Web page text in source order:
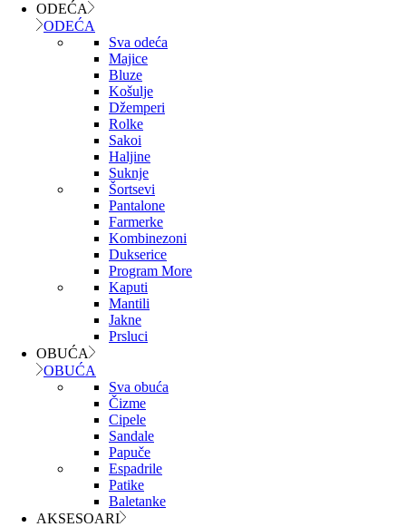
ODEĆA
ODEĆA
Sva odeća
Majice
Bluze
Košulje
Džemperi
Rolke
Sakoi
Haljine
Suknje
Šortsevi
Pantalone
Farmerke
Kombinezoni
Dukserice
Program More
Kaputi
Mantili
Jakne
Prsluci
OBUĆA
OBUĆA
Sva obuća
Čizme
Cipele
Sandale
Papuče
Espadrile
Patike
Baletanke
AKSESOARI